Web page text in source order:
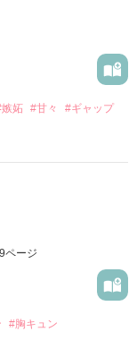
妬 #甘々 #ギャップ
分から振った。
子様”と呼ばれる
ページ
#胸キュン